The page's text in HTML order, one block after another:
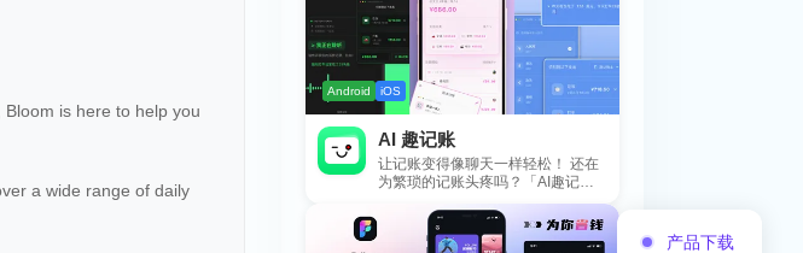
产品下载
is here to help you
a wide range of daily
Android iOS
AI 趣记账
让记账变得像聊天一样轻松！ 还在
为繁琐的记账头疼吗？「AI趣记
账」来拯救你啦！这款智能记账工
具专为懒...